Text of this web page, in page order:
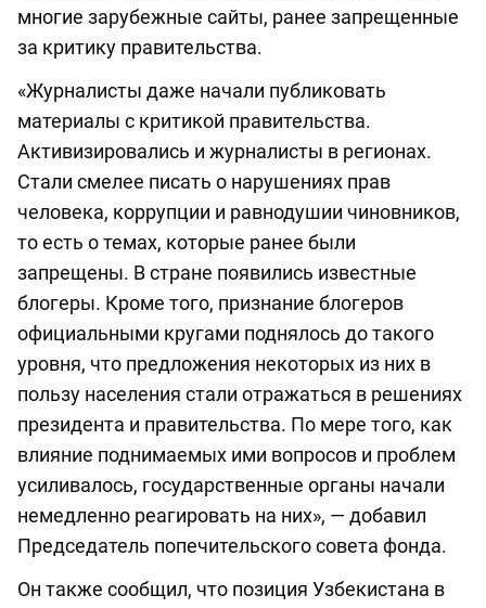
многие зарубежные сайты, ранее запрещенные
за критику правительства.
«Журналисты даже начали публиковать
материалы с критикой правительства.
Активизировались и журналисты в регионах.
Стали смелее писать о нарушениях прав
человека, коррупции и равнодушии чиновников,
то есть о темах, которые ранее были
запрещены. В стране появились известные
блогеры. Кроме того, признание блогеров
официальными кругами поднялось до такого
уровня, что предложения некоторых из них в
пользу населения стали отражаться в решениях
президента и правительства. По мере того, как
влияние поднимаемых ими вопросов и проблем
усиливалось, государственные органы начали
немедленно реагировать на них», — добавил
Председатель попечительского совета фонда.
Он также сообщил, что позиция Узбекистана в